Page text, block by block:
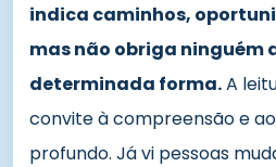
indica caminhos,
mas não obriga ninguém
determinada forma.A
convite à compreensão e
profundo. Já vi pessoas